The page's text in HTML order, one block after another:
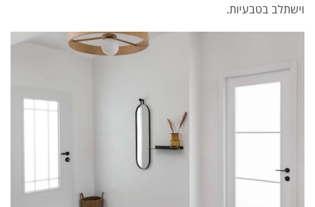
וישתלב בטבעיות.